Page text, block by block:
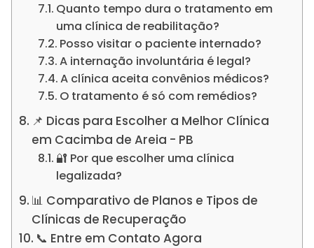
Quanto tempo dura o tratamento em
uma clínica de reabilitação?
Posso visitar o paciente internado?
A internação involuntária é legal?
A clínica aceita convênios médicos?
O tratamento é só com remédios?
📌 Dicas para Escolher a Melhor Clínica
em Cacimba de Areia - PB
🔐 Por que escolher uma clínica
legalizada?
📊 Comparativo de Planos e Tipos de
Clínicas de Recuperação
📞 Entre em Contato Agora